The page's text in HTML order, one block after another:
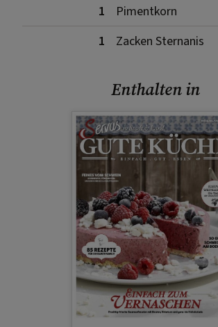
1
Pimentkorn
1
Zacken Sternanis
Enthalten in